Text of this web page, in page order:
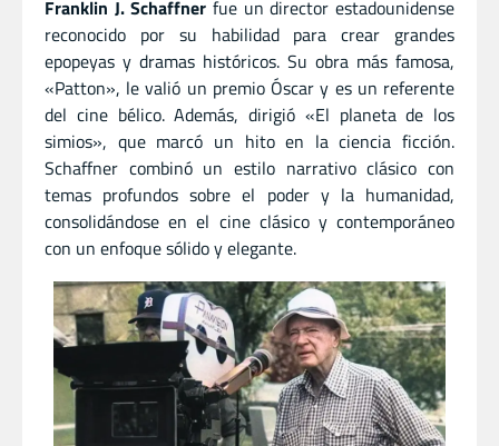
Franklin J. Schaffner fue un director estadounidense
reconocido por su habilidad para crear grandes
epopeyas y dramas históricos. Su obra más famosa,
«Patton», le valió un premio Óscar y es un referente
del cine bélico. Además, dirigió «El planeta de los
simios», que marcó un hito en la ciencia ficción.
Schaffner combinó un estilo narrativo clásico con
temas profundos sobre el poder y la humanidad,
consolidándose en el cine clásico y contemporáneo
con un enfoque sólido y elegante.